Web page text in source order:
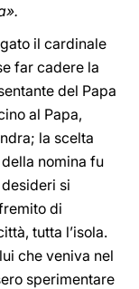
il cardinale
far cadere la
del Papa
al Papa,
la scelta
nomina fu
si
di
tutta l’isola.
che veniva nel
sperimentare